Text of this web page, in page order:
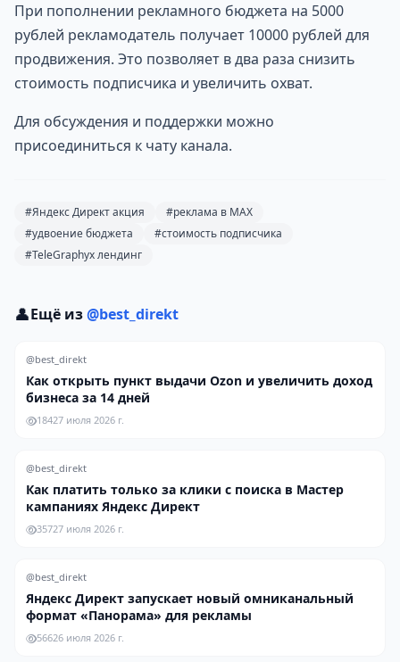
При пополнении рекламного бюджета на 5000
рублей рекламодатель получает 10000 рублей для
продвижения. Это позволяет в два раза снизить
стоимость подписчика и увеличить охват.
Для обсуждения и поддержки можно
присоединиться к чату канала.
#Яндекс Директ акция
#реклама в MAX
#удвоение бюджета
#стоимость подписчика
#TeleGraphyx лендинг
👤Ещё из@best_direkt
@best_direkt
Как открыть пункт выдачи Ozon и увеличить доход
бизнеса за 14 дней
18427 июля 2026 г.
@best_direkt
Как платить только за клики с поиска в Мастер
кампаниях Яндекс Директ
35727 июля 2026 г.
@best_direkt
Яндекс Директ запускает новый омниканальный
формат «Панорама» для рекламы
56626 июля 2026 г.